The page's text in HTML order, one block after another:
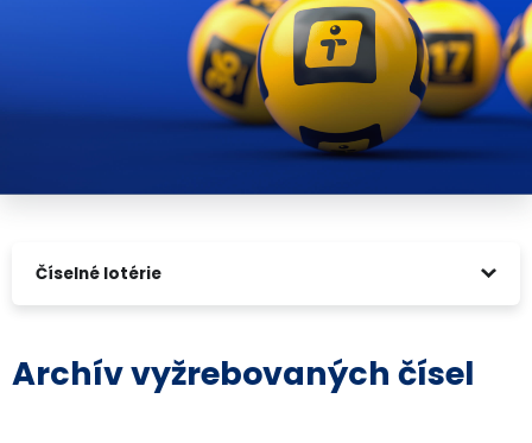
Číselné lotérie
Archív vyžrebovaných čísel